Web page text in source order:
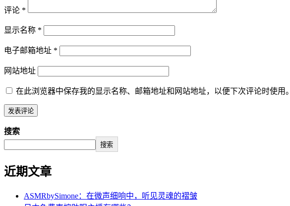
评论 *
显示名称 *
电子邮箱地址 *
网站地址
在此浏览器中保存我的显示名称、邮箱地址和网站地址，以便下次评论时使用。
搜索
搜索
近期文章
ASMRbySimone：在微声细响中，听见灵魂的褶皱